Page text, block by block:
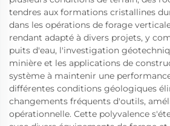
tendres aux formations cristallines
dans les opérations de forage
rendant adapté à divers projets, y
puits d'eau, l'investigation
minière et les applications de
système à maintenir une
différentes conditions géologiques
changements fréquents d'outils,
opérationnelle. Cette polyvalence